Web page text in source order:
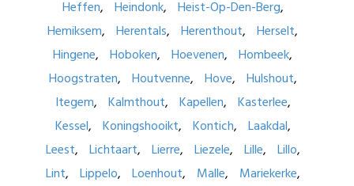
Heffen
Heindonk
Heist-Op-Den-Berg
Hemiksem
Herentals Herenthout
Herselt
Hingene
Hoboken Hoevenen
Hombeek
Hoogstraten
Houtvenne Hove
Hulshout
Itegem
Kalmthout Kapellen
Kasterlee
Kessel
Koningshooikt Kontich
Laakdal
Leest
Lichtaart Lierre Liezele Lille
Lillo
Lint
Lippelo Loenhout Malle
Mariekerke